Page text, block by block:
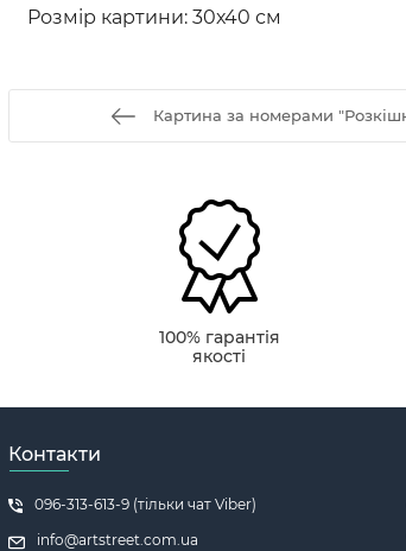
Розмір картини: 30х40 см
Картина за номерами
100% гарантія
якості
Контакти
096-313-613-9 (тільки чат Viber)
info@artstreet.com.ua